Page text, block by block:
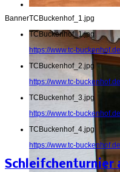
TCBuckenhof_1.jpg
Banner
TCBuckenhof_1.jpg
https://www.tc-
TCBuckenhof_2.jpg
https://www.tc-
TCBuckenhof_3.jpg
https://www.tc-
TCBuckenhof_4.jpg
https://www.tc-
Schleifchenturnier